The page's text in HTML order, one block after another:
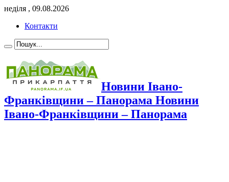
неділя , 09.08.2026
Контакти
Новини Івано-
Франківщини – Панорама Новини
Івано-Франківщини – Панорама